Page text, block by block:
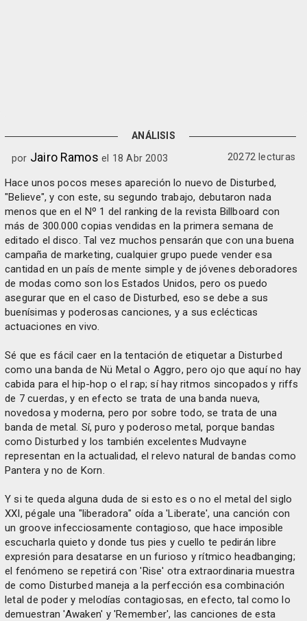
ANÁLISIS
por Jairo Ramos el 18 Abr 2003 20272 lecturas
Hace unos pocos meses apareción lo nuevo de Disturbed,
"Believe", y con este, su segundo trabajo, debutaron nada
menos que en el Nº 1 del ranking de la revista Billboard con
más de 300.000 copias vendidas en la primera semana de
editado el disco. Tal vez muchos pensarán que con una buena
campaña de marketing, cualquier grupo puede vender esa
cantidad en un país de mente simple y de jóvenes deboradores
de modas como son los Estados Unidos, pero os puedo
asegurar que en el caso de Disturbed, eso se debe a sus
buenísimas y poderosas canciones, y a sus eclécticas
actuaciones en vivo.
Sé que es fácil caer en la tentación de etiquetar a Disturbed
como una banda de Nü Metal o Aggro, pero ojo que aquí no hay
cabida para el hip-hop o el rap; sí hay ritmos sincopados y riffs
de 7 cuerdas, y en efecto se trata de una banda nueva,
novedosa y moderna, pero por sobre todo, se trata de una
banda de metal. Sí, puro y poderoso metal, porque bandas
como Disturbed y los también excelentes Mudvayne
representan en la actualidad, el relevo natural de bandas como
Pantera y no de Korn.
Y si te queda alguna duda de si esto es o no el metal del siglo
XXI, pégale una "liberadora" oída a 'Liberate', una canción con
un groove infecciosamente contagioso, que hace imposible
escucharla quieto y donde tus pies y cuello te pedirán libre
expresión para desatarse en un furioso y rítmico headbanging;
el fenómeno se repetirá con 'Rise' otra extraordinaria muestra
de como Disturbed maneja a la perfección esa combinación
letal de poder y melodías contagiosas, en efecto, tal como lo
demuestran 'Awaken' y 'Remember', las canciones de esta